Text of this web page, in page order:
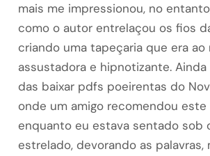
mais me impressionou, no
como o autor entrelaçou os fios
criando uma tapeçaria que era
assustadora e hipnotizante.
das baixar pdfs poeirentas do
onde um amigo recomendou este
enquanto eu estava sentado sob
estrelado, devorando as palavras,